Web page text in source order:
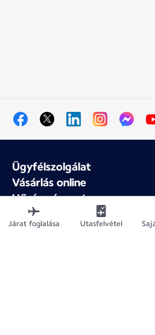
Ügyfélszolgálat
Vásárlás online
Hűség- és partnerprogram
Az Air France-ról
Air France mobilalkalmazás
Járat foglalása Utasfelvétel